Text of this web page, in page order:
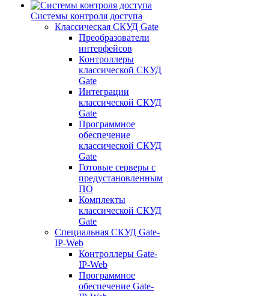
Системы контроля доступа
Классическая СКУД Gate
Преобразователи
интерфейсов
Контроллеры
классической СКУД
Gate
Интеграции
классической СКУД
Gate
Программное
обеспечение
классической СКУД
Gate
Готовые серверы с
предустановленным
ПО
Комплекты
классической СКУД
Gate
Специальная СКУД Gate-
IP-Web
Контроллеры Gate-
IP-Web
Программное
обеспечение Gate-